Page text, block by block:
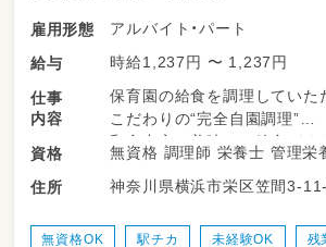
雇用形態
アルバイト・パート
給与
時給1,237円 〜 1,237円
仕事
内容
保育園の給食を調理していた
こだわりの“完全自園調理”
和食中心の美味しい給食づ
＜具体的には…＞
◆給食の調理・盛り付け
資格
無資格 調理師 栄養士
住所
神奈川県横浜市栄区笠間3-
無資格OK 駅チカ 未経験OK 残